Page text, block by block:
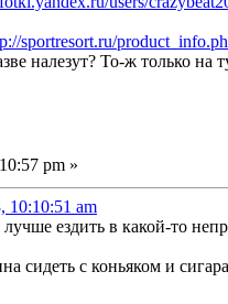
sportresort.ru/
налезут? То-ж только на
pm »
10:10:51 am
ездить в какой-то
сидеть с коньяком и